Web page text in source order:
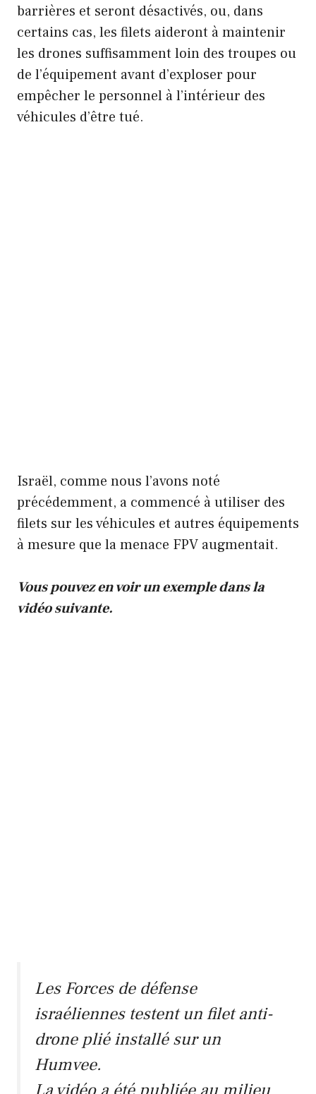
barrières et seront désactivés, ou, dans
certains cas, les filets aideront à maintenir
les drones suffisamment loin des troupes ou
de l’équipement avant d’exploser pour
empêcher le personnel à l’intérieur des
véhicules d’être tué.
Israël, comme nous l’avons noté
précédemment, a commencé à utiliser des
filets sur les véhicules et autres équipements
à mesure que la menace FPV augmentait.
Vous pouvez en voir un exemple dans la
vidéo suivante.
Les Forces de défense
israéliennes testent un filet anti-
drone plié installé sur un
Humvee.